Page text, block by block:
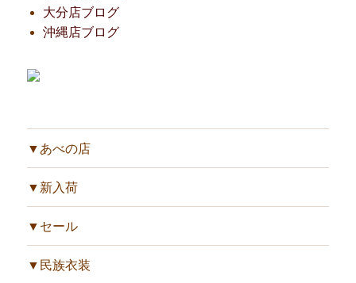
大分店ブログ
沖縄店ブログ
▼あべの店
▼新入荷
▼セール
▼民族衣装